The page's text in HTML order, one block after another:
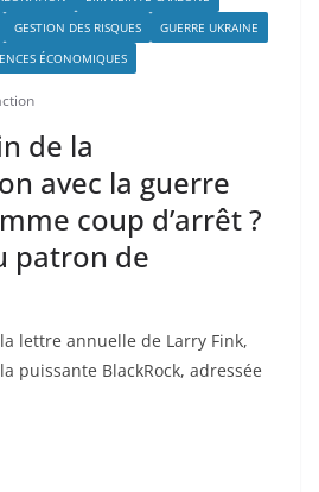
GESTION DES RISQUES
GUERRE UKRAINE
ÉCONOMIQUES
de la
avec la guerre
coup d’arrêt ?
patron de
lettre annuelle de Larry Fink,
puissante BlackRock, adressée